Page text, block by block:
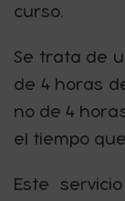
curso.
Se trata de
de 4 horas
no de 4
el tiempo
Este